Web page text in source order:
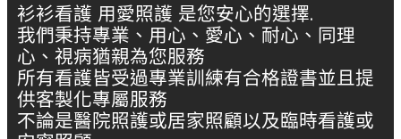
衫衫看護 用愛照護 是您安心的選擇.
我們秉持專業、用心、愛心、耐心、同理
心、視病猶親為您服務
所有看護皆受過專業訓練有合格證書並且提
供客製化專屬服務
不論是醫院照護或居家照顧以及臨時看護或